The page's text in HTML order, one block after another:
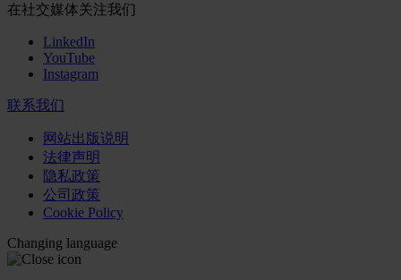
在社交媒体关注我们
LinkedIn
YouTube
Instagram
联系我们
网站出版说明
法律声明
隐私政策
公司政策
Cookie Policy
Changing language